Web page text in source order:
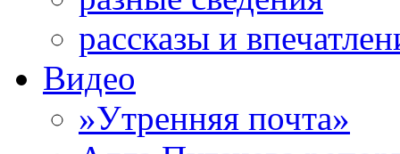
рассказы и
Видео
»Утренняя почта»